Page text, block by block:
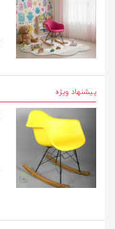
پیشنهاد ویژه